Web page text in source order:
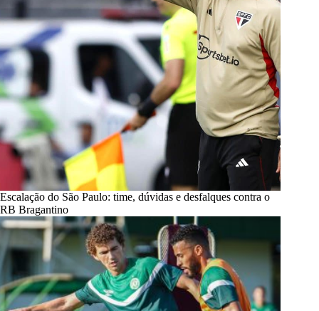
Escalação do São Paulo: time, dúvidas e desfalques contra o
RB Bragantino